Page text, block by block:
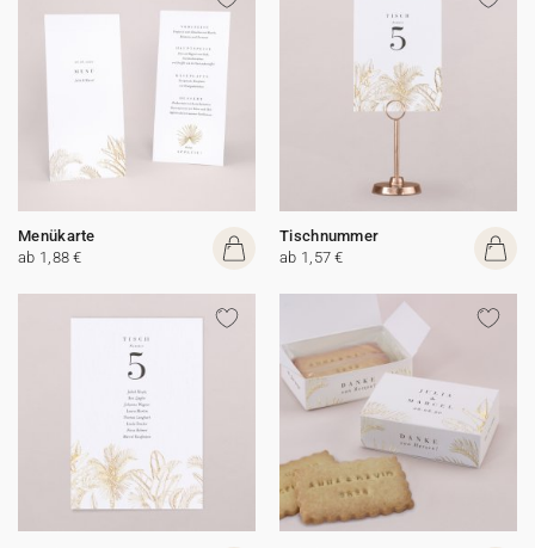
Menükarte
ab 1,88 €
Tischnummer
ab 1,57 €